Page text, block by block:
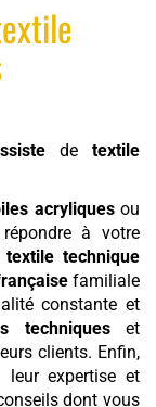
de textile
acryliquesou
à votre
textile technique
familiale
constante et
techniqueset
clients. Enfin,
leur expertise et
dont vous